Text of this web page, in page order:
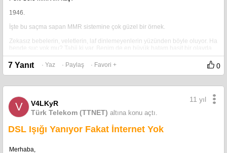
1946.
İşte bu saçma sapan MMR sistemine çok güzel bir örnek.
Zekasız bebelerin, veletlerin, laf dinlemeyenlerin yüzünden böyle oluyor. Ha
bende suç yok mu? Tabii ki var. Benim de en büyük hatam basit bir olayda
soğukkanlılığımı koruyamayıp çıldırmam ve oyunu salmam. Ama ne
yapayım, elimde değil. Çok sinirleniyorum. Sakinleşmek veya sakin kalmak
için bir öneriniz varsa duymaktan memnun olurum.
Almanya yenilince biz de yenik sayıldık hesabı. (1. Dünya Savaşı)
7 Yanıt · Yaz · Paylaş · Favori + 0
V
V4LKyR
Türk Telekom (TTNET) altına konu açtı.
11 yıl
DSL Işığı Yanıyor Fakat İnternet Yok
Merhaba,